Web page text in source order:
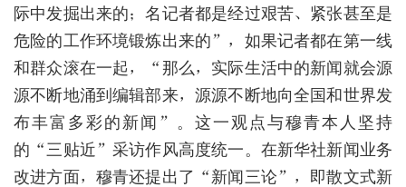
际中发掘出来的；名记者都是经过艰苦、紧张甚至是
危险的工作环境锻炼出来的”，如果记者都在第一线
和群众滚在一起，“那么，实际生活中的新闻就会源
源不断地涌到编辑部来，源源不断地向全国和世界发
布丰富多彩的新闻”。这一观点与穆青本人坚持
的“三贴近”采访作风高度统一。在新华社新闻业务
改进方面，穆青还提出了“新闻三论”，即散文式新